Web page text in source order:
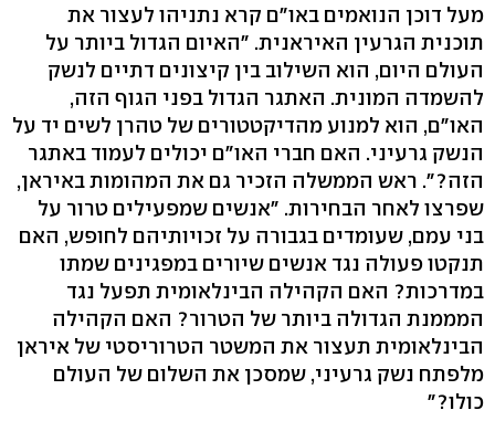
מעל דוכן הנואמים באו"ם קרא נתניהו לעצור את
תוכנית הגרעין האיראנית. "האיום הגדול ביותר על
העולם היום, הוא השילוב בין קיצונים דתיים לנשק
להשמדה המונית. האתגר הגדול בפני הגוף הזה,
האו"ם, הוא למנוע מהדיקטטורים של טהרן לשים יד על
הנשק גרעיני. האם חברי האו"ם יכולים לעמוד באתגר
הזה?". ראש הממשלה הזכיר גם את המהומות באיראן,
שפרצו לאחר הבחירות. "אנשים שמפעילים טרור על
בני עמם, שעומדים בגבורה על זכויותיהם לחופש, האם
תנקטו פעולה נגד אנשים שיורים במפגינים שמתו
במדרכות? האם הקהילה הבינלאומית תפעל נגד
המממנת הגדולה ביותר של הטרור? האם הקהילה
הבינלאומית תעצור את המשטר הטרוריסטי של איראן
מלפתח נשק גרעיני, שמסכן את השלום של העולם
כולו?"